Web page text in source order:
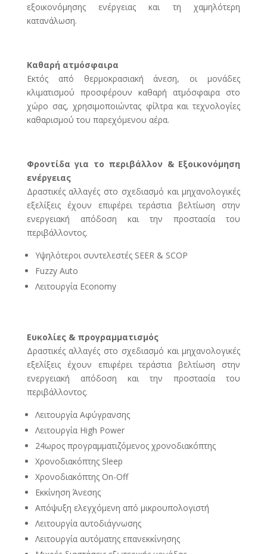
εξοικονόμησης ενέργειας και τη χαμηλότερη
κατανάλωση.
Καθαρή ατμόσφαιρα
Εκτός από θερμοκρασιακή άνεση, οι μονάδες
κλιματισμού προσφέρουν καθαρή ατμόσφαιρα στο
χώρο σας, χρησιμοποιώντας φίλτρα και τεχνολογίες
καθαρισμού του παρεχόμενου αέρα.
Φροντίδα για το περιβάλλον & Εξοικονόμηση
ενέργειας
Δραστικές αλλαγές στο σχεδιασμό και μηχανολογικές
εξελίξεις έχουν επιφέρει τεράστια βελτίωση στην
ενεργειακή απόδοση και την προστασία του
περιβάλλοντος.
Υψηλότεροι συντελεστές SEER & SCOP
Fuzzy Auto
Λειτουργία Economy
Ευκολίες & προγραμματισμός
Δραστικές αλλαγές στο σχεδιασμό και μηχανολογικές
εξελίξεις έχουν επιφέρει τεράστια βελτίωση στην
ενεργειακή απόδοση και την προστασία του
περιβάλλοντος.
Λειτουργία Αφύγρανσης
Λειτουργία High Power
24ωρος προγραμματιζόμενος χρονοδιακόπτης
Χρονοδιακόπτης Sleep
Χρονοδιακόπτης On-Off
Εκκίνηση Άνεσης
Απόψυξη ελεγχόμενη από μικρουπολογιστή
Λειτουργία αυτοδιάγνωσης
Λειτουργία αυτόματης επανεκκίνησης